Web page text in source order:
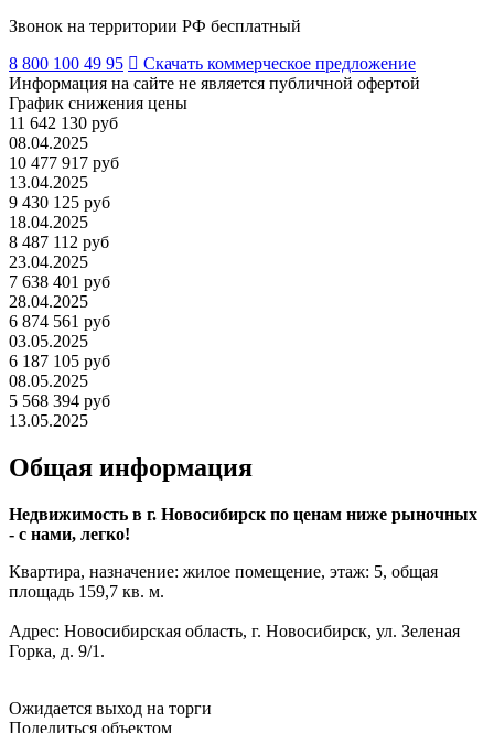
Звонок на территории РФ бесплатный
8 800 100 49 95
Скачать коммерческое предложение
Информация на сайте не является публичной офертой
График снижения цены
11 642 130 руб
08.04.2025
10 477 917 руб
13.04.2025
9 430 125 руб
18.04.2025
8 487 112 руб
23.04.2025
7 638 401 руб
28.04.2025
6 874 561 руб
03.05.2025
6 187 105 руб
08.05.2025
5 568 394 руб
13.05.2025
Общая информация
Недвижимость в г. Новосибирск по ценам ниже рыночных
- с нами, легко!
Квартира, назначение: жилое помещение, этаж: 5, общая
площадь 159,7 кв. м.
Адрес: Новосибирская область, г. Новосибирск, ул. Зеленая
Горка, д. 9/1.
Ожидается выход на торги
Поделиться объектом